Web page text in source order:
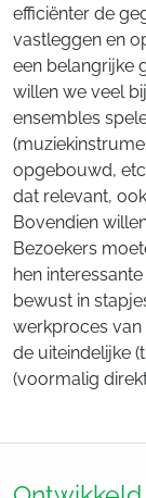
efficiënter de
vastleggen en
een belangrijke
willen we veel
ensembles
opgebouwd,
dat relevant,
Bovendien
Bezoekers
hen
bewust in
werkproces van
de uiteindelijke
(voormalig